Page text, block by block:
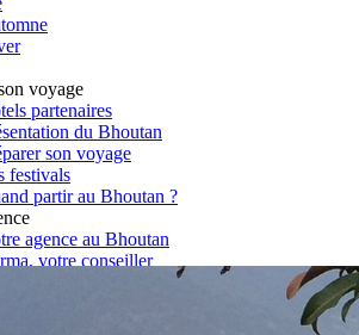
voyage
partenaires
du Bhoutan
son voyage
festivals
partir au Bhoutan ?
agence au Bhoutan
votre conseiller